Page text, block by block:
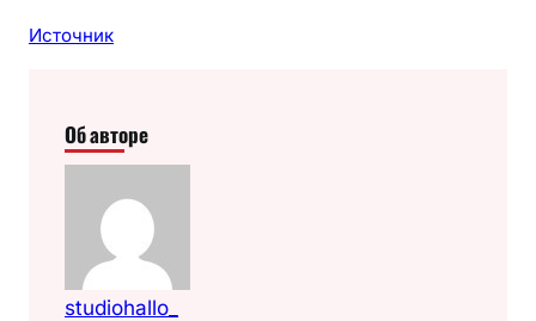
Источник
Об авторе
studiohallo_